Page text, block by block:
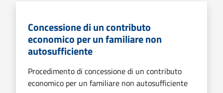
Concessione di un contributo
economico per un familiare non
autosufficiente
Procedimento di concessione di un contributo
economico per un familiare non autosufficiente